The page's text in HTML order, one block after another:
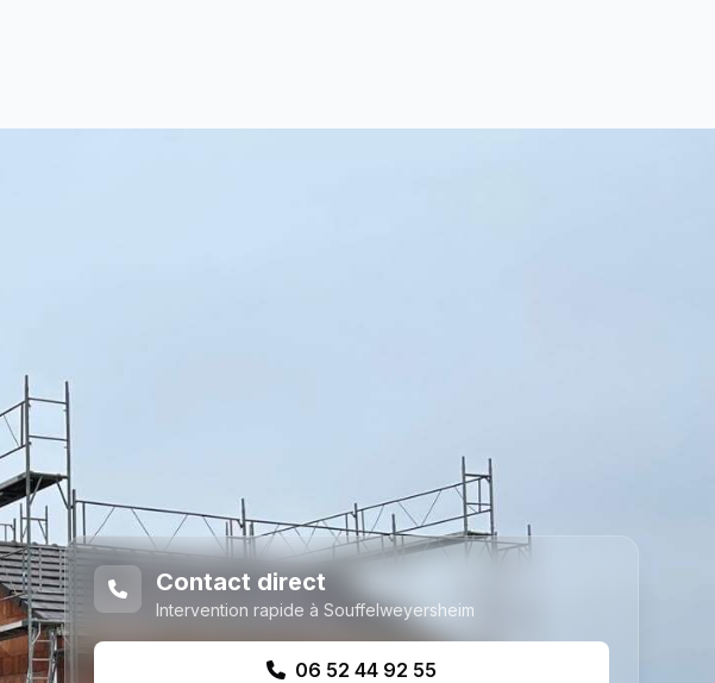
Contact direct
Intervention rapide à Souffelweyersheim
06 52 44 92 55